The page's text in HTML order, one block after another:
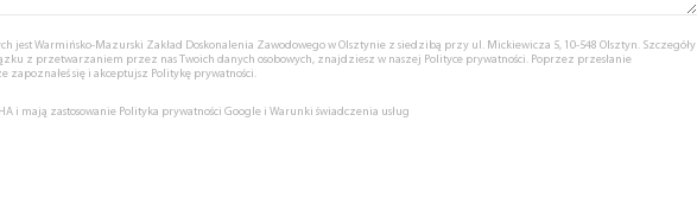
jest Warmińsko-Mazurski Zakład Doskonalenia Zawodowego w Olsztynie z siedzibą przy ul. Mickiewicza 5, 10-548 Olsztyn. Szczegóły
z przetwarzaniem przez nas Twoich danych osobowych, znajdziesz w naszej Polityce prywatności. Poprzez przesłanie
zapoznałeś się i akceptujsz Politykę prywatności.
i mają zastosowanie Polityka prywatności Google i Warunki świadczenia usług